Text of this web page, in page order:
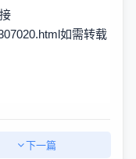
如需转载
下一篇